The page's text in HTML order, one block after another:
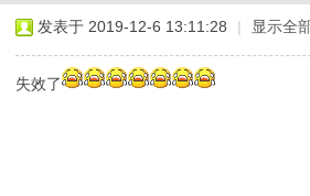
发表于 2019-12-6 13:11:28 | 显示全
失效了